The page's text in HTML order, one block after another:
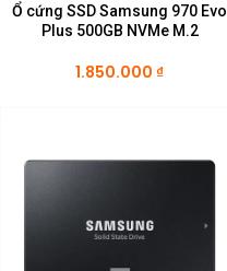
Ổ cứng SSD Samsung 970 Evo
Plus 500GB NVMe M.2
1.850.000 ₫